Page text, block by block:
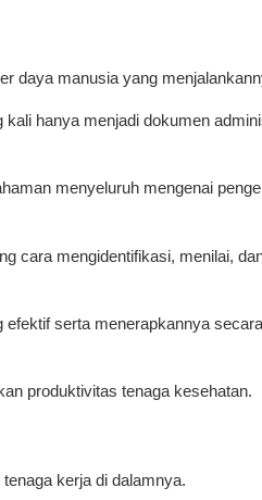
daya manusia yang
hanya menjadi dokumen
menyeluruh mengenai
cara mengidentifikasi, menilai,
efektif serta menerapkannya secara
produktivitas tenaga kesehatan.
kerja di dalamnya.